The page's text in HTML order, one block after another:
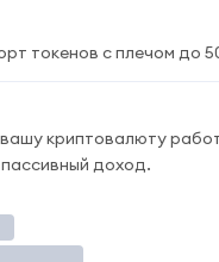
токенов с плечом до
криптовалюту
доход.